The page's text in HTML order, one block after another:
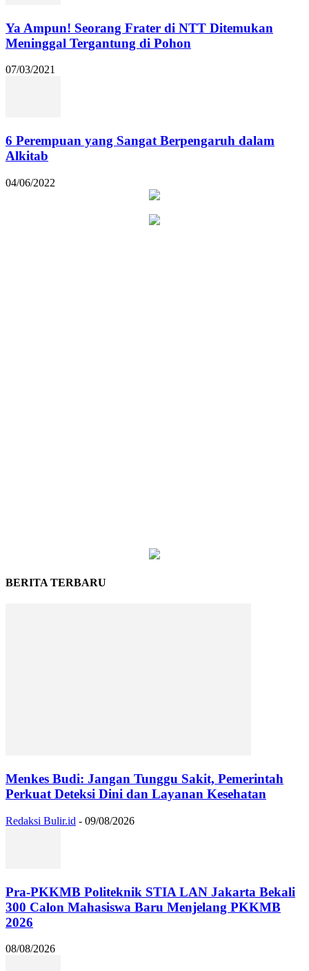
Ya Ampun! Seorang Frater di NTT Ditemukan
Meninggal Tergantung di Pohon
07/03/2021
6 Perempuan yang Sangat Berpengaruh dalam
Alkitab
04/06/2022
BERITA TERBARU
Menkes Budi: Jangan Tunggu Sakit, Pemerintah
Perkuat Deteksi Dini dan Layanan Kesehatan
Redaksi Bulir.id - 09/08/2026
Pra-PKKMB Politeknik STIA LAN Jakarta Bekali
300 Calon Mahasiswa Baru Menjelang PKKMB
2026
08/08/2026